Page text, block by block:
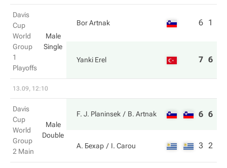
Davis
Cup
World
Group
1
Playoffs
Male
Single
Bor Artnak 6 1
Yanki Erel 7 6
13.09, 12:10
Davis
Cup
World
Group
2 Main
Male
Double
F. J. Planinsek B. Artnak 6 6
А. Бехар I. Carou 3 2